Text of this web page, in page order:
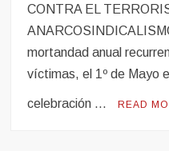
CONTRA EL
mortandad anual
víctimas, el 1º de Mayo
celebración … READ